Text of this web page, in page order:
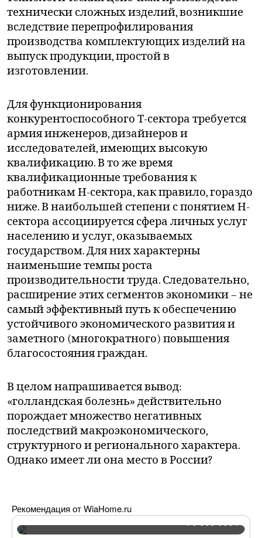
технически сложных изделий, возникшие
вследствие перепрофилирования
производства комплектующих изделий на
выпуск продукции, простой в
изготовлении.
Для функционирования
конкурентоспособного Т-сектора требуется
армия инженеров, дизайнеров и
исследователей, имеющих высокую
квалификацию. В то же время
квалификационные требования к
работникам Н-сектора, как правило, гораздо
ниже. В наибольшей степени с понятием Н-
сектора ассоциируется сфера личных услуг
населению и услуг, оказываемых
государством. Для них характерны
наименьшие темпы роста
производительности труда. Следовательно,
расширение этих сегментов экономики – не
самый эффективный путь к обеспечению
устойчивого экономического развития и
заметного (многократного) повышения
благосостояния граждан.
В целом напрашивается вывод:
«голландская болезнь» действительно
порождает множество негативных
последствий макроэкономического,
структурного и регионального характера.
Однако имеет ли она место в России?
Рекомендация от WiaHome.ru